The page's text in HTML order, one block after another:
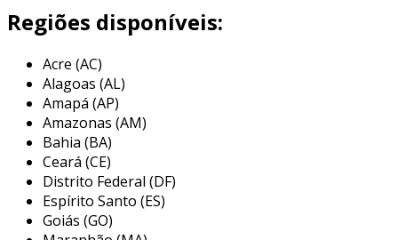
a modelagem de outros materiais.
de vantagens, como leveza e resistência à
corrosão. além disso, os discos de alumínio são
frequentemente revestidos com grãos
abrasivos, que podem variar em tamanho,
permitindo uma customização da abrasividade
conforme a necessidade do usuário. isso torna
esses discos altamente versáteis e úteis em
diversas situações de afiação.
Regiões disponíveis:
Acre (AC)
Alagoas (AL)
Amapá (AP)
Amazonas (AM)
Bahia (BA)
Ceará (CE)
Distrito Federal (DF)
Espírito Santo (ES)
Goiás (GO)